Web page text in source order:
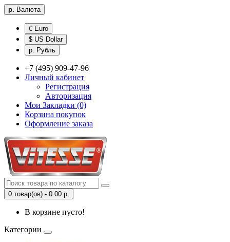
р. Валюта
€ Euro
$ US Dollar
р. Рубль
+7 (495) 909-47-96
Личный кабинет
Регистрация
Авторизация
Мои Закладки (0)
Корзина покупок
Оформление заказа
0 товар(ов) - 0.00 р.
В корзине пусто!
Категории